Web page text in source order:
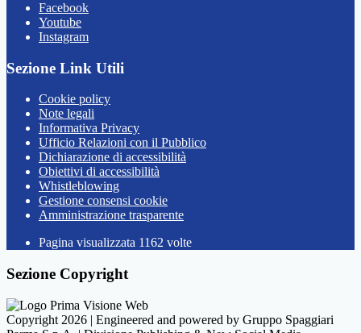
Facebook
Youtube
Instagram
Sezione Link Utili
Cookie policy
Note legali
Informativa Privacy
Ufficio Relazioni con il Pubblico
Dichiarazione di accessibilità
Obiettivi di accessibilità
Whistleblowing
Gestione consensi cookie
Amministrazione trasparente
Pagina visualizzata 1162 volte
Sezione Copyright
Copyright 2026 | Engineered and powered by Gruppo Spaggiari